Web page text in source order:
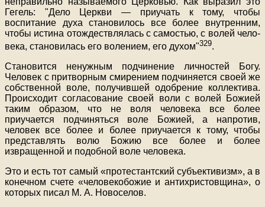
Гегель: "Дело Церкви — приучать к тому, чтобы
воспитание духа становилось все более внутренним,
чтобы истина отождествлялась с самостью, с волей чело-
века, становилась его волением, его духом"329.
Становится ненужным подчинение личностей Богу.
Человек с притворным смирением подчиняется своей же
собственной воле, получившей одобрение коллектива.
Происходит согласование своей воли с волей Божией
таким образом, что не воля человека все более
приучается подчиняться воле Божией, а напротив,
человек все более и более приучается к тому, чтобы
представлять волю Божию все более и более
извращенной и подобной воле человека.
Это и есть тот самый «протестантский субъективизм», а в
конечном счете «человекобожие и антихристовщина», о
которых писал М. А. Новоселов.